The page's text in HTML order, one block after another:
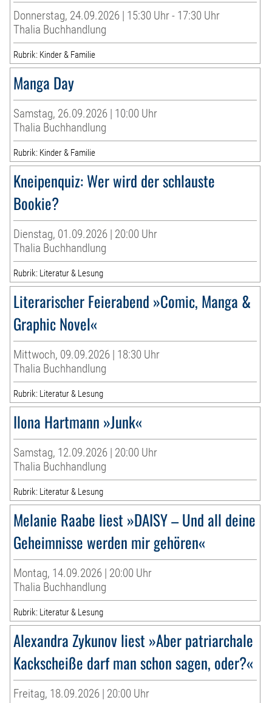
Donnerstag, 24.09.2026 | 15:30 Uhr - 17:30 Uhr
Thalia Buchhandlung
Rubrik: Kinder & Familie
Manga Day
Samstag, 26.09.2026 | 10:00 Uhr
Thalia Buchhandlung
Rubrik: Kinder & Familie
Kneipenquiz: Wer wird der schlauste
Bookie?
Dienstag, 01.09.2026 | 20:00 Uhr
Thalia Buchhandlung
Rubrik: Literatur & Lesung
Literarischer Feierabend »Comic, Manga &
Graphic Novel«
Mittwoch, 09.09.2026 | 18:30 Uhr
Thalia Buchhandlung
Rubrik: Literatur & Lesung
Ilona Hartmann »Junk«
Samstag, 12.09.2026 | 20:00 Uhr
Thalia Buchhandlung
Rubrik: Literatur & Lesung
Melanie Raabe liest »DAISY – Und all deine
Geheimnisse werden mir gehören«
Montag, 14.09.2026 | 20:00 Uhr
Thalia Buchhandlung
Rubrik: Literatur & Lesung
Alexandra Zykunov liest »Aber patriarchale
Kackscheiße darf man schon sagen, oder?«
Freitag, 18.09.2026 | 20:00 Uhr